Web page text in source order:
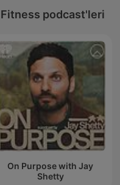
Fitness podcast'leri
On Purpose with Jay
Shetty